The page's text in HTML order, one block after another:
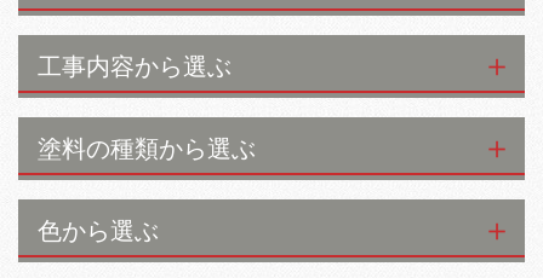
工事内容から選ぶ
塗料の種類から選ぶ
色から選ぶ